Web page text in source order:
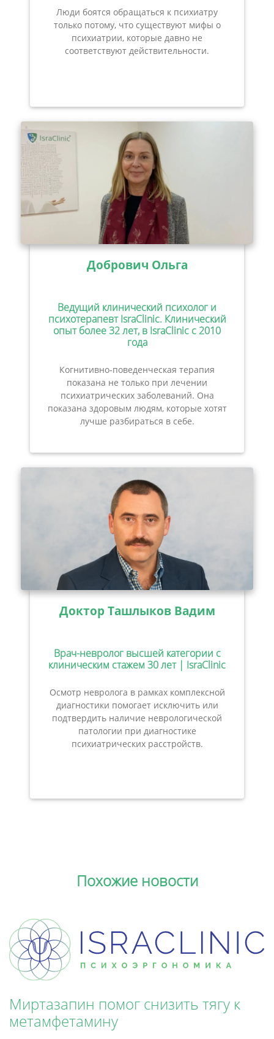
Люди боятся обращаться к психиатру
только потому, что существуют мифы о
психиатрии, которые давно не
соответствуют действительности.
Добрович Ольга
Ведущий клинический психолог и
психотерапевт IsraClinic. Клинический
опыт более 32 лет, в IsraClinic с 2010
года
Когнитивно-поведенческая терапия
показана не только при лечении
психиатрических заболеваний. Она
показана здоровым людям, которые хотят
лучше разбираться в себе.
Доктор Ташлыков Вадим
Врач-невролог высшей категории с
клиническим стажем 30 лет | IsraClinic
Осмотр невролога в рамках комплексной
диагностики помогает исключить или
подтвердить наличие неврологической
патологии при диагностике
психиатрических расстройств.
Похожие новости
Миртазапин помог снизить тягу к
метамфетамину